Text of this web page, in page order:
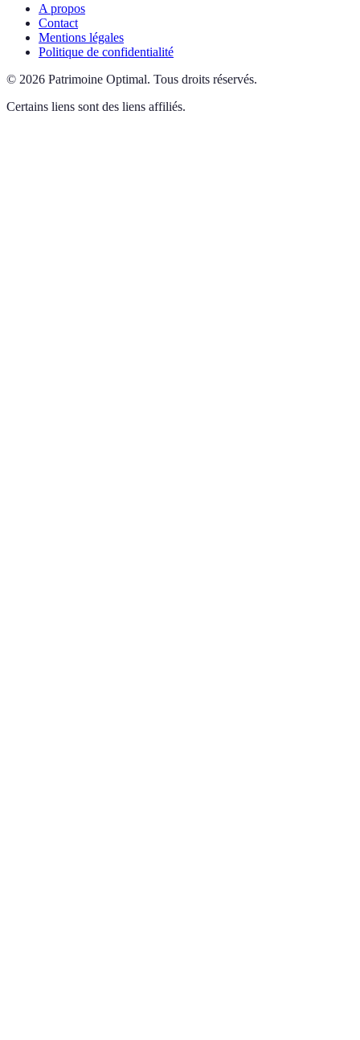
A propos
Contact
Mentions légales
Politique de confidentialité
© 2026 Patrimoine Optimal. Tous droits réservés.
Certains liens sont des liens affiliés.